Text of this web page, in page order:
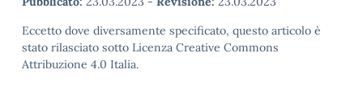
Eccetto dove diversamente specificato, questo articolo è
stato rilasciato sotto Licenza Creative Commons
Attribuzione 4.0 Italia.